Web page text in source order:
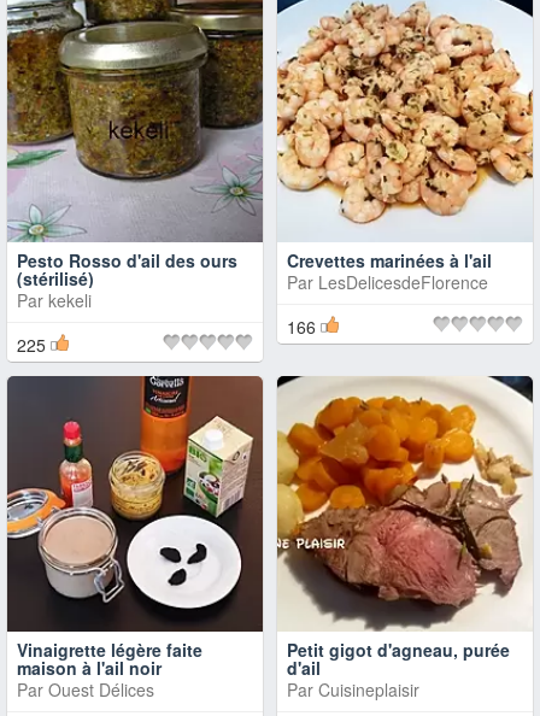
Pesto Rosso d'ail des ours
(stérilisé)
Par kekeli
225
Crevettes marinées à l'ail
Par LesDelicesdeFlorence
166
Vinaigrette légère faite
maison à l'ail noir
Par Ouest Délices
Petit gigot d'agneau, purée
d'ail
Par Cuisineplaisir